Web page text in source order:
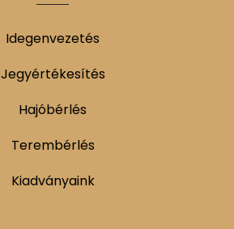
Idegenvezetés
Jegyértékesítés
Hajóbérlés
Terembérlés
Kiadványaink